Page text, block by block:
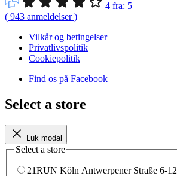
4 fra: 5
( 943 anmeldelser)
Vilkår og betingelser
Privatlivspolitik
Cookiepolitik
Find os på Facebook
Select a store
Luk modal
Select a store
21RUN Köln Antwerpener Straße 6-12